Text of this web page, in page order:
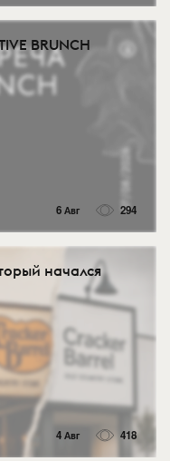
BRUNCH
6 Авг 294
начался
4 Авг 418